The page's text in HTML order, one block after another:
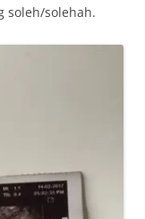
soleh/solehah.